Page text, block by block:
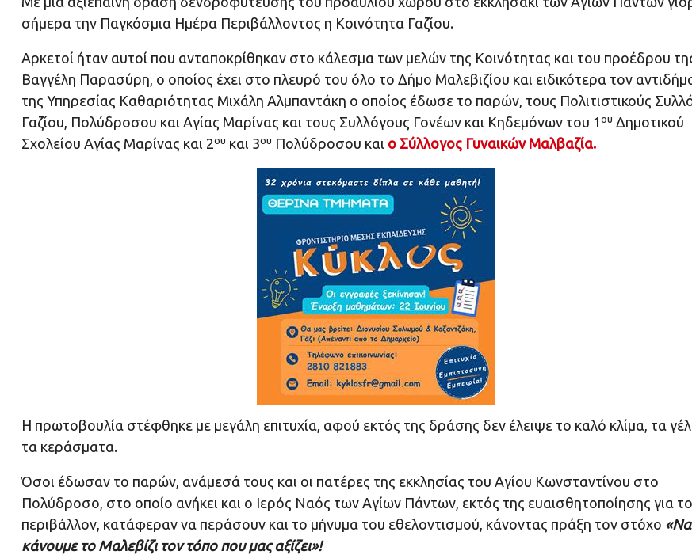
σήμερα την Παγκόσμια Ημέρα Περιβάλλοντος η Κοινότητα Γαζίου.
Αρκετοί ήταν αυτοί που ανταποκρίθηκαν στο κάλεσμα των μελών της Κοινότητας και του προέδρου
Βαγγέλη Παρασύρη, ο οποίος έχει στο πλευρό του όλο το Δήμο Μαλεβιζίου και ειδικότερα τον
της Υπηρεσίας Καθαριότητας Μιχάλη Αλμπαντάκη ο οποίος έδωσε το παρών, τους Πολιτιστικούς
Γαζίου, Πολύδροσου και Αγίας Μαρίνας και τους Συλλόγους Γονέων και Κηδεμόνων του 1ου Δημοτικού
Σχολείου Αγίας Μαρίνας και 2ου και 3ου Πολύδροσου και ο Σύλλογος Γυναικών Μαλβαζία.
Η πρωτοβουλία στέφθηκε με μεγάλη επιτυχία, αφού εκτός της δράσης δεν έλειψε το καλό κλίμα, τα
τα κεράσματα.
Όσοι έδωσαν το παρών, ανάμεσά τους και οι πατέρες της εκκλησίας του Αγίου Κωνσταντίνου στο
Πολύδροσο, στο οποίο ανήκει και ο Ιερός Ναός των Αγίων Πάντων, εκτός της ευαισθητοποίησης για το
περιβάλλον, κατάφεραν να περάσουν και το μήνυμα του εθελοντισμού, κάνοντας πράξη τον στόχο «Να
κάνουμε το Μαλεβίζι τον τόπο που μας αξίζει»!